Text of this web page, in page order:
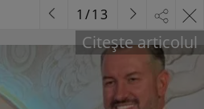
Citește articolul
1 /13